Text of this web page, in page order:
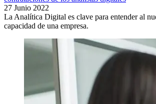
27 Junio 2022
La Analítica Digital es clave para entender al
capacidad de una empresa.